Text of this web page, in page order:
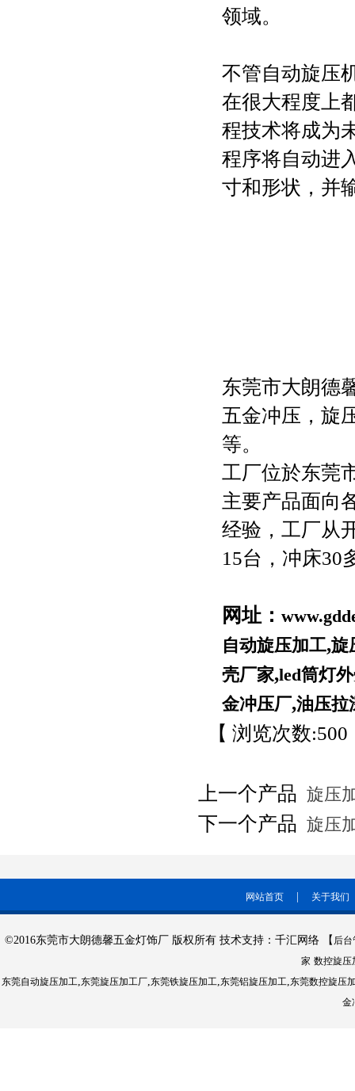
领域。
不管自动旋压
在很大程度上
程技术将成为
程序将自动进
寸和形状，并
东莞市大朗德
五金冲压，旋
等。
工厂位於东莞
主要产品面向
经验，工厂从
15台，冲床30
网址：
自动旋压加工,旋
壳厂家,led筒灯
金冲压厂,油压拉
【 浏览次数:500
上一个产品 旋压
下一个产品 旋压
网站首页 关于我们
©2016东莞市大朗德馨五金灯饰厂 版权所有 技术支持：千汇网络 【 后
家 数控旋压
东莞自动旋压加工,东莞旋压加工厂,东莞铁旋压加工,东莞铝旋压加工,东莞数控旋压
金